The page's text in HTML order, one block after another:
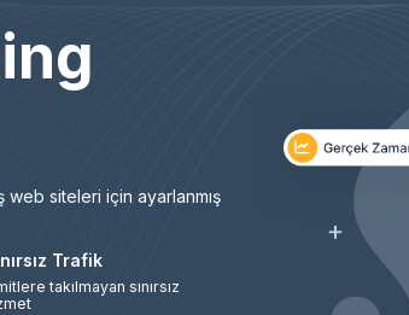
web siteleri için ayarlanmış
Trafik
takılmayan sınırsız